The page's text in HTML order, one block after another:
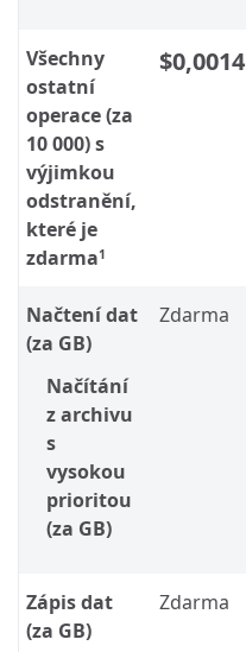
Všechny
ostatní
operace (za
10 000) s
výjimkou
odstranění,
které je
zdarma1
$0,0014
Načtení dat
(za GB)
Načítání
z archivu
s
vysokou
prioritou
(za GB)
Zdarma
Zápis dat
(za GB)
Zdarma